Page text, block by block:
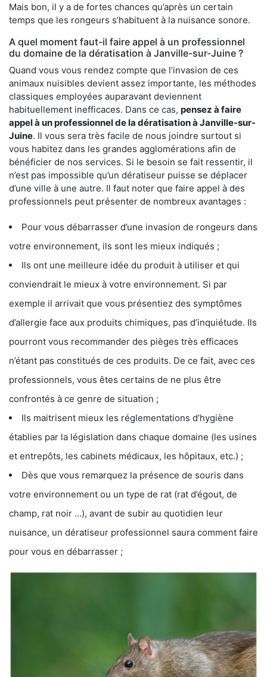
Mais bon, il y a de fortes chances qu’après un certain
temps que les rongeurs s’habituent à la nuisance sonore.
A quel moment faut-il faire appel à un professionnel
du domaine de la dératisation à Janville-sur-Juine ?
Quand vous vous rendez compte que l’invasion de ces
animaux nuisibles devient assez importante, les méthodes
classiques employées auparavant deviennent
habituellement inefficaces. Dans ce cas, pensez à faire
appel à un professionnel de la dératisation à Janville-sur-
Juine. Il vous sera très facile de nous joindre surtout si
vous habitez dans les grandes agglomérations afin de
bénéficier de nos services. Si le besoin se fait ressentir, il
n’est pas impossible qu’un dératiseur puisse se déplacer
d’une ville à une autre. Il faut noter que faire appel à des
professionnels peut présenter de nombreux avantages :
Pour vous débarrasser d’une invasion de rongeurs dans
votre environnement, ils sont les mieux indiqués ;
Ils ont une meilleure idée du produit à utiliser et qui
conviendrait le mieux à votre environnement. Si par
exemple il arrivait que vous présentiez des symptômes
d’allergie face aux produits chimiques, pas d’inquiétude. Ils
pourront vous recommander des pièges très efficaces
n’étant pas constitués de ces produits. De ce fait, avec ces
professionnels, vous êtes certains de ne plus être
confrontés à ce genre de situation ;
Ils maitrisent mieux les réglementations d’hygiène
établies par la législation dans chaque domaine (les usines
et entrepôts, les cabinets médicaux, les hôpitaux, etc.) ;
Dès que vous remarquez la présence de souris dans
votre environnement ou un type de rat (rat d’égout, de
champ, rat noir …), avant de subir au quotidien leur
nuisance, un dératiseur professionnel saura comment faire
pour vous en débarrasser ;